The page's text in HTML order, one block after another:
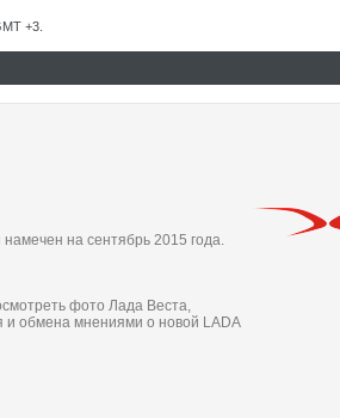
+3.
на сентябрь 2015 года.
фото Лада Веста,
и обмена мнениями о новой LADA